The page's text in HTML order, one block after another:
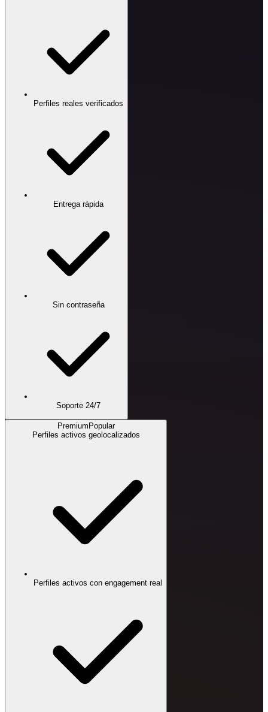
Perfiles reales verificados
Entrega rápida
Sin contraseña
Soporte 24/7
Premium Popular
Perfiles activos geolocalizados
Perfiles activos con engagement real